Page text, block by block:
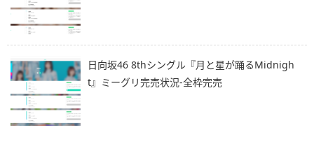
日向坂46 8thシングル『月と星が踊るMidnigh
t』ミーグリ完売状況-全枠完売